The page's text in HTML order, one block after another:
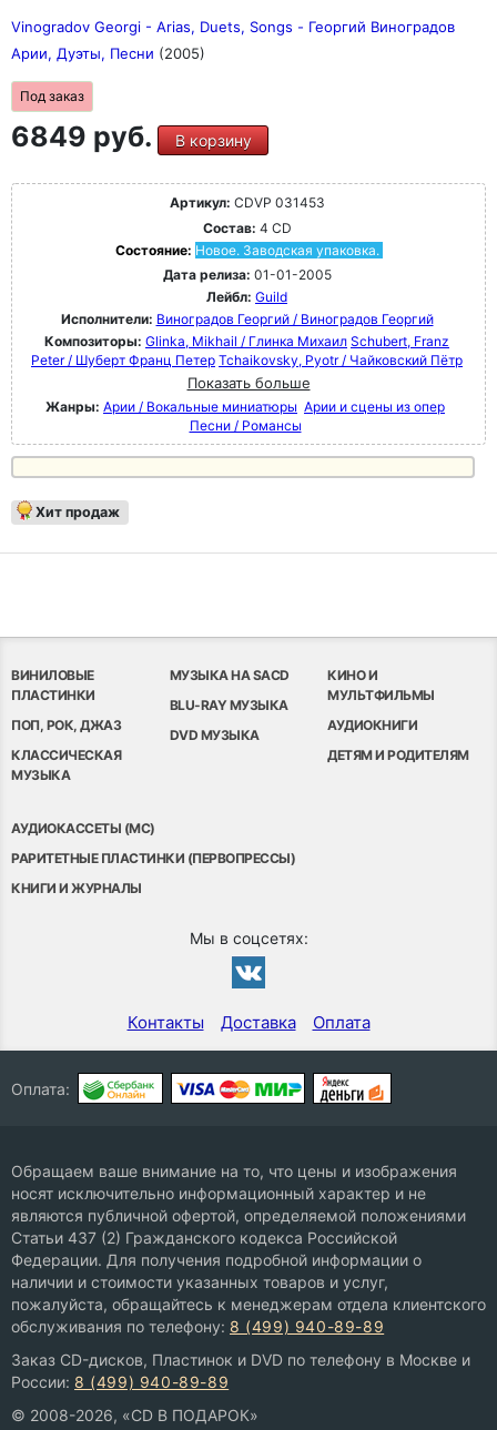
Vinogradov Georgi - Arias, Duets, Songs - Георгий Виноградов
Арии, Дуэты, Песни (2005)
Под заказ
6849 руб. В корзину
Артикул: CDVP 031453
Состав: 4 CD
Состояние: Новое. Заводская упаковка.
Дата релиза: 01-01-2005
Лейбл: Guild
Исполнители: Виноградов Георгий / Виноградов Георгий
Композиторы: Glinka, Mikhail / Глинка Михаил Schubert, Franz
Peter / Шуберт Франц Петер Tchaikovsky, Pyotr / Чайковский Пётр
Показать больше
Жанры: Арии / Вокальные миниатюры Арии и сцены из опер
Песни / Романсы
Хит продаж
ВИНИЛОВЫЕ
ПЛАСТИНКИ
ПОП, РОК, ДЖАЗ
КЛАССИЧЕСКАЯ
МУЗЫКА
МУЗЫКА НА SACD
BLU-RAY МУЗЫКА
DVD МУЗЫКА
КИНО И
МУЛЬТФИЛЬМЫ
АУДИОКНИГИ
ДЕТЯМ И РОДИТЕЛЯМ
АУДИОКАССЕТЫ (MC)
РАРИТЕТНЫЕ ПЛАСТИНКИ (ПЕРВОПРЕССЫ)
КНИГИ И ЖУРНАЛЫ
Мы в соцсетях:
Контакты Доставка Оплата
Оплата:
Обращаем ваше внимание на то, что цены и изображения
носят исключительно информационный характер и не
являются публичной офертой, определяемой положениями
Статьи 437 (2) Гражданского кодекса Российской
Федерации. Для получения подробной информации о
наличии и стоимости указанных товаров и услуг,
пожалуйста, обращайтесь к менеджерам отдела клиентского
обслуживания по телефону: 8 (499) 940-89-89
Заказ CD-дисков, Пластинок и DVD по телефону в Москве и
России: 8 (499) 940-89-89
© 2008-2026, «CD В ПОДАРОК»